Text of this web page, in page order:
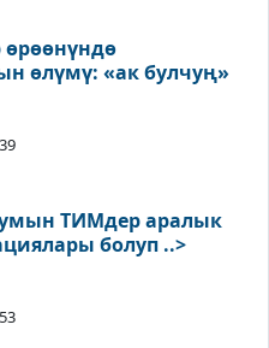
өлүмү: «ак булчуң»
ТИМдер аралык
консультациялары болуп ..>